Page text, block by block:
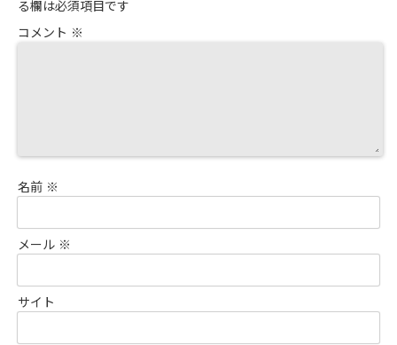
る欄は必須項目です
コメント ※
名前 ※
メール ※
サイト